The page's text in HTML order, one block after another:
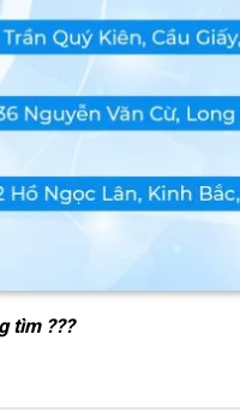
tìm ???